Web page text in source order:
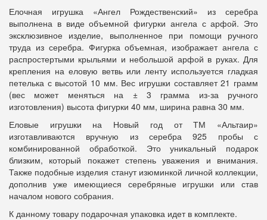
Елочная игрушка «Ангел Рождественский» из серебра
выполнена в виде объемной фигурки ангела с арфой. Это
эксклюзивное изделие, выполненное при помощи ручного
труда из серебра. Фигурка объемная, изображает ангела с
распростертыми крыльями и небольшой арфой в руках. Для
крепления на еловую ветвь или ленту используется гладкая
петелька с высотой 10 мм. Вес игрушки составляет 21 грамм
(вес может меняться на ± 3 грамма из-за ручного
изготовления) высота фигурки 40 мм, ширина равна 30 мм.
Еловые игрушки на Новый год от ТМ «Альтаир»
изготавливаются вручную из серебра 925 пробы с
комбинированной обработкой. Это уникальный подарок
близким, который покажет степень уважения и внимания.
Также подобные изделия станут изюминкой личной коллекции,
дополнив уже имеющиеся серебряные игрушки или став
началом нового собрания.
К данному товару подарочная упаковка идет в комплекте.